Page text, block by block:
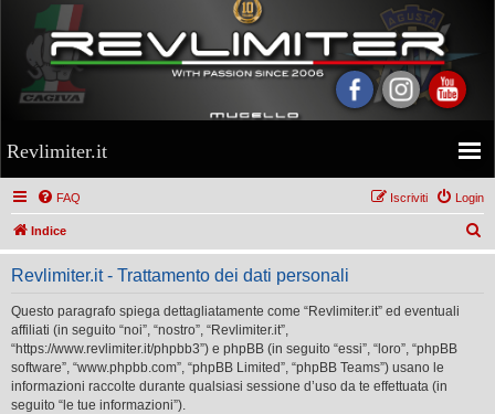
Revlimiter.it
FAQ Login
Iscriviti
Indice
e
Revlimiter.it - Trattamento dei dati personali
Questo paragrafo spiega dettagliatamente come “Revlimiter.it” ed eventuali
affiliati (in seguito “noi”, “nostro”, “Revlimiter.it”,
“https://www.revlimiter.it/phpbb3”) e phpBB (in seguito “essi”, “loro”, “phpBB
software”, “www.phpbb.com”, “phpBB Limited”, “phpBB Teams”) usano le
informazioni raccolte durante qualsiasi sessione d’uso da te effettuata (in
seguito “le tue informazioni”).